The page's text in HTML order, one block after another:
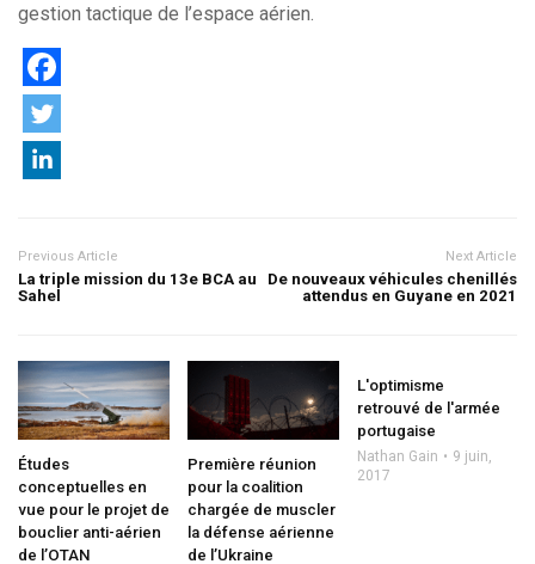
gestion tactique de l’espace aérien.
Previous Article
La triple mission du 13e BCA au
Sahel
Next Article
De nouveaux véhicules chenillés
attendus en Guyane en 2021
Études
conceptuelles en
vue pour le projet de
bouclier anti-aérien
de l’OTAN
Première réunion
pour la coalition
chargée de muscler
la défense aérienne
de l’Ukraine
L'optimisme
retrouvé de l'armée
portugaise
Nathan Gain
9 juin,
2017